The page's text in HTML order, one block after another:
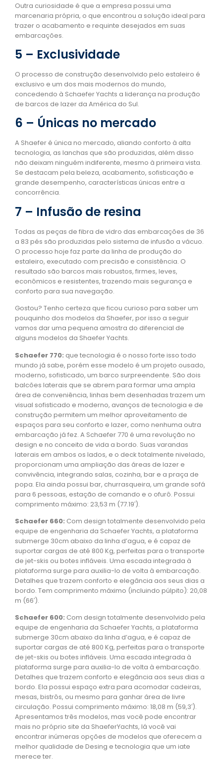
Outra curiosidade é que a empresa possui uma
marcenaria própria, o que encontrou a solução ideal para
trazer o acabamento e requinte desejados em suas
embarcações.
5 – Exclusividade
O processo de construção desenvolvido pelo estaleiro é
exclusivo e um dos mais modernos do mundo,
concedendo à Schaefer Yachts a liderança na produção
de barcos de lazer da América do Sul.
6 – Únicas no mercado
A Shaefer é única no mercado, aliando conforto à alta
tecnologia, as lanchas que são produzidas, além disso
não deixam ninguém indiferente, mesmo à primeira vista.
Se destacam pela beleza, acabamento, sofisticação e
grande desempenho, características únicas entre a
concorrência.
7 – Infusão de resina
Todas as peças de fibra de vidro das embarcações de 36
a 83 pés são produzidas pelo sistema de infusão a vácuo.
O processo hoje faz parte da linha de produção do
estaleiro, executado com precisão e consistência. O
resultado são barcos mais robustos, firmes, leves,
econômicos e resistentes, trazendo mais segurança e
conforto para sua navegação.
Gostou? Tenho certeza que ficou curioso para saber um
pouquinho dos modelos da Shaefer, por isso a seguir
vamos dar uma pequena amostra do diferencial de
alguns modelos da Shaefer Yachts.
Schaefer 770: que tecnologia é o nosso forte isso todo
mundo já sabe, porém esse modelo é um projeto ousado,
moderno, sofisticado, um barco surpreendente. São dois
balcões laterais que se abrem para formar uma ampla
área de conveniência, linhas bem desenhadas trazem um
visual sofisticado e moderno, avanços de tecnologia e de
construção permitem um melhor aproveitamento de
espaços para seu conforto e lazer, como nenhuma outra
embarcação já fez. A Schaefer 770 é uma revolução no
design e no conceito de vida a bordo. Suas varandas
laterais em ambos os lados, e o deck totalmente nivelado,
proporcionam uma ampliação das áreas de lazer e
convivência, integrando salas, cozinha, bar e a praça de
popa. Ela ainda possui bar, churrasqueira, um grande sofá
para 6 pessoas, estação de comando e o ofurô. Possui
comprimento máximo: 23,53 m (77.19′).
Schaefer 660: Com design totalmente desenvolvido pela
equipe de engenharia da Schaefer Yachts, a plataforma
submerge 30cm abaixo da linha d’agua, e é capaz de
suportar cargas de até 800 Kg, perfeitas para o transporte
de jet-skis ou botes infláveis. Uma escada integrada à
plataforma surge para auxilia-lo de volta à embarcação.
Detalhes que trazem conforto e elegância aos seus dias a
bordo. Tem comprimento máximo (incluindo púlpito): 20,08
m (66′).
Schaefer 600: Com design totalmente desenvolvido pela
equipe de engenharia da Schaefer Yachts, a plataforma
submerge 30cm abaixo da linha d’agua, e é capaz de
suportar cargas de até 800 Kg, perfeitas para o transporte
de jet-skis ou botes infláveis. Uma escada integrada à
plataforma surge para auxilia-lo de volta à embarcação.
Detalhes que trazem conforto e elegância aos seus dias a
bordo. Ela possui espaço extra para acomodar cadeiras,
mesas, bistrôs, ou mesmo para ganhar área de livre
circulação. Possui comprimento máximo: 18,08 m (59,3′).
Apresentamos três modelos, mas você pode encontrar
mais no próprio site da ShaeferYachts, lá você vai
encontrar inúmeras opções de modelos que oferecem a
melhor qualidade de Desing e tecnologia que um iate
merece ter.